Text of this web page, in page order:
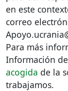
en este
correo
Para más
Información
acogida de la
trabajamos.